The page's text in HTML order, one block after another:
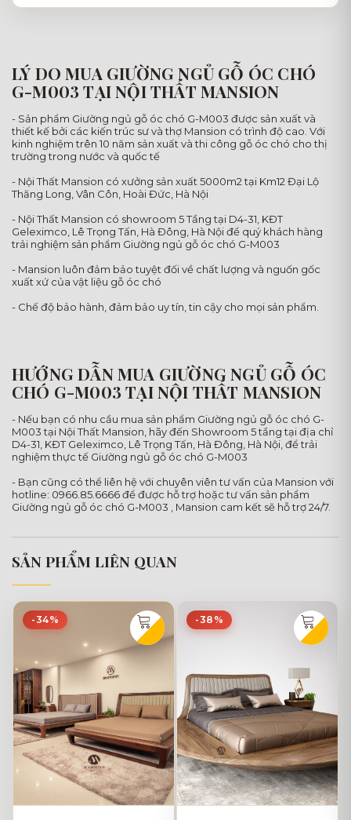
LÝ DO MUA GIƯỜNG NGỦ GỖ ÓC CHÓ
G-M003 TẠI NỘI THẤT MANSION
- Sản phẩm Giường ngủ gỗ óc chó G-M003 được sản xuất và
thiết kế bởi các kiến trúc sư và thợ Mansion có trình độ cao. Với
kinh nghiệm trên 10 năm sản xuất và thi công gỗ óc chó cho thị
trường trong nước và quốc tế
- Nội Thất Mansion có xưởng sản xuất 5000m2 tại Km12 Đại Lộ
Thăng Long, Vân Côn, Hoài Đức, Hà Nội
- Nội Thất Mansion có showroom 5 Tầng tại D4-31, KĐT
Geleximco, Lê Trọng Tấn, Hà Đông, Hà Nội để quý khách hàng
trải nghiệm sản phẩm Giường ngủ gỗ óc chó G-M003
- Mansion luôn đảm bảo tuyệt đối về chất lượng và nguốn gốc
xuất xứ của vật liệu gỗ óc chó
- Chế độ bảo hành, đảm bảo uy tín, tin cậy cho mọi sản phẩm.
HƯỚNG DẪN MUA GIƯỜNG NGỦ GỖ ÓC
CHÓ G-M003 TẠI NỘI THẤT MANSION
- Nếu bạn có nhu cầu mua sản phẩm Giường ngủ gỗ óc chó G-
M003 tại Nội Thất Mansion, hãy đến Showroom 5 tầng tại địa chỉ
D4-31, KĐT Geleximco, Lê Trọng Tấn, Hà Đông, Hà Nội, để trải
nghiệm thực tế Giường ngủ gỗ óc chó G-M003
- Bạn cũng có thể liên hệ với chuyên viên tư vấn của Mansion với
hotline: 0966.85.6666 để được hỗ trợ hoặc tư vấn sản phẩm
Giường ngủ gỗ óc chó G-M003 , Mansion cam kết sẽ hỗ trợ 24/7.
SẢN PHẨM LIÊN QUAN
-34% -38%